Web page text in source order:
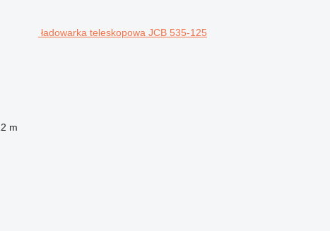
ładowarka teleskopowa JCB 535-125
m